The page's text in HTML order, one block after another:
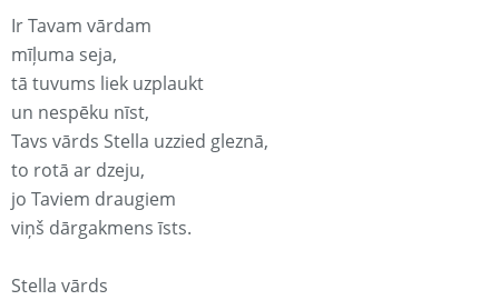
Ir Tavam vārdam
mīļuma seja,
tā tuvums liek uzplaukt
un nespēku nīst,
Tavs vārds Stella uzzied gleznā,
to rotā ar dzeju,
jo Taviem draugiem
viņš dārgakmens īsts.
Stella vārds